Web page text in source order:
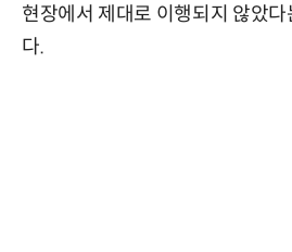
현장에서 제대로 이행되지 않았
다.